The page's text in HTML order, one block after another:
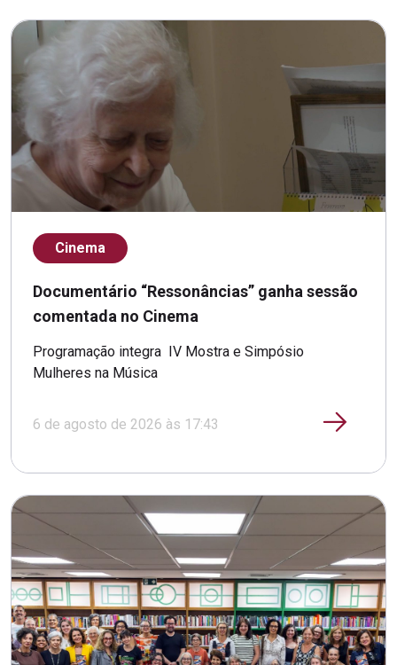
Cinema
Documentário “Ressonâncias” ganha sessão
comentada no Cinema
Programação integra IV Mostra e Simpósio
Mulheres na Música
6 de agosto de 2026 às 17:43